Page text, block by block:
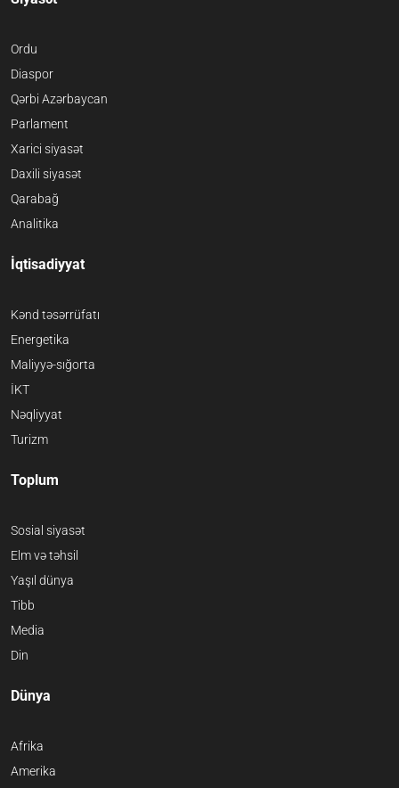
Ordu
Diaspor
Qərbi Azərbaycan
Parlament
Xarici siyasət
Daxili siyasət
Qarabağ
Analitika
İqtisadiyyat
Kənd təsərrüfatı
Energetika
Maliyyə-sığorta
İKT
Nəqliyyat
Turizm
Toplum
Sosial siyasət
Elm və təhsil
Yaşıl dünya
Tibb
Media
Din
Dünya
Afrika
Amerika